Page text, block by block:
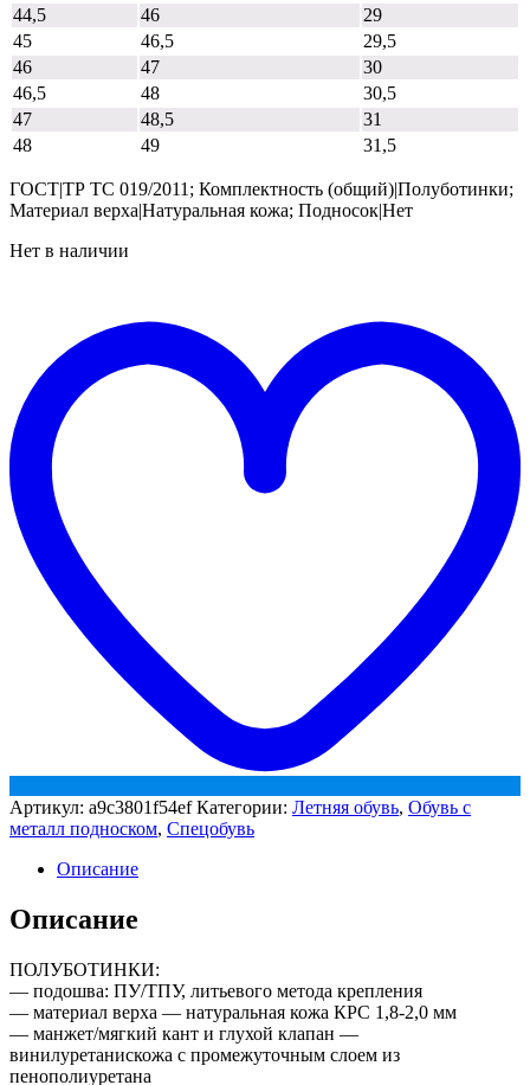
44,5
46
29
45
46,5
29,5
46
47
30
46,5
48
30,5
47
48,5
31
48
49 31,5
ГОСТ|ТР ТС 019/2011; Комплектность (общий)|Полуботинки;
Материал верха|Натуральная кожа; Подносок|Нет
Нет в наличии
Артикул: a9c3801f54ef Категории: Летняя обувь, Обувь с
металл подноском, Спецобувь
Описание
Описание
ПОЛУБОТИНКИ:
— подошва: ПУ/ТПУ, литьевого метода крепления
— материал верха — натуральная кожа КРС 1,8-2,0 мм
— манжет/мягкий кант и глухой клапан —
винилуретанискожа с промежуточным слоем из
пенополиуретана